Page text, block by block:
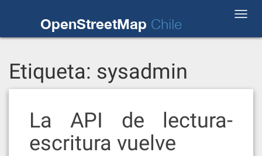
OpenStreetMap Chile
Etiqueta: sysadmin
La API de lectura-
escritura vuelve